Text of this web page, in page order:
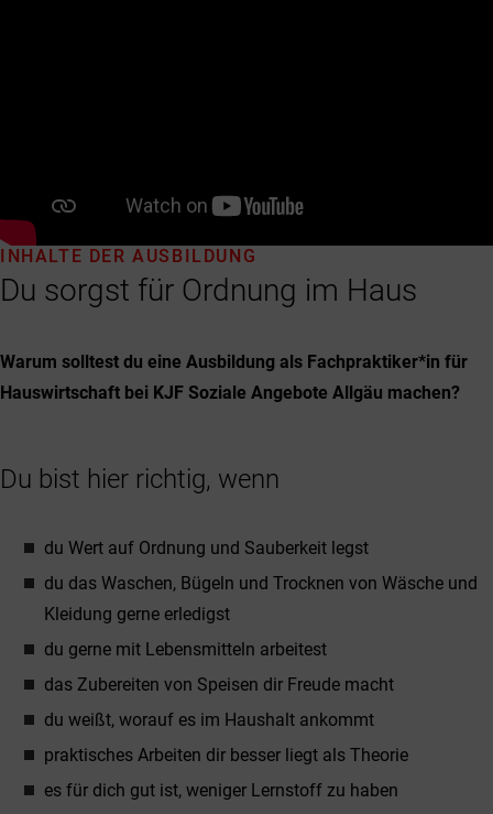
Du sorgst für Ordnung im Haus
INHALTE DER AUSBILDUNG
Warum solltest du eine Ausbildung als Fachpraktiker*in für
Hauswirtschaft bei KJF Soziale Angebote Allgäu machen?
Du bist hier richtig, wenn
du Wert auf Ordnung und Sauberkeit legst
du das Waschen, Bügeln und Trocknen von Wäsche und
Kleidung gerne erledigst
du gerne mit Lebensmitteln arbeitest
das Zubereiten von Speisen dir Freude macht
du weißt, worauf es im Haushalt ankommt
praktisches Arbeiten dir besser liegt als Theorie
es für dich gut ist, weniger Lernstoff zu haben